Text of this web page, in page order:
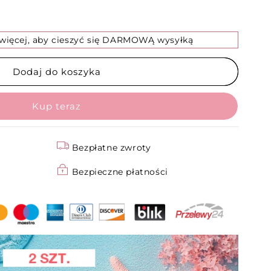
aby cieszyć się DARMOWĄ wysyłką
Dodaj do koszyka
Bezpłatne zwroty
Bezpieczne płatności